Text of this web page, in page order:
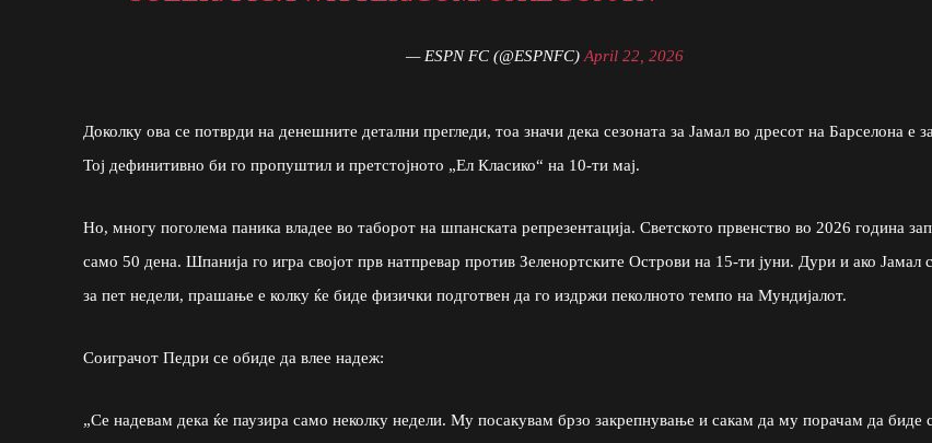
— ESPN FC (@ESPNFC)April 22, 2026
Доколку ова се потврди на денешните детални прегледи, тоа значи дека сезоната за Јамал во дресот на Барселона е
Тој дефинитивно би го пропуштил и претстојното „Ел Класико“ на 10-ти мај.
Но, многу поголема паника владее во таборот на шпанската репрезентација. Светското првенство во 2026 година
само 50 дена. Шпанија го игра својот прв натпревар против Зеленортските Острови на 15-ти јуни. Дури и ако Јамал
за пет недели, прашање е колку ќе биде физички подготвен да го издржи пеколното темпо на Мундијалот.
Соиграчот Педри се обиде да влее надеж:
„Се надевам дека ќе паузира само неколку недели. Му посакувам брзо закрепнување и сакам да му порачам да биде